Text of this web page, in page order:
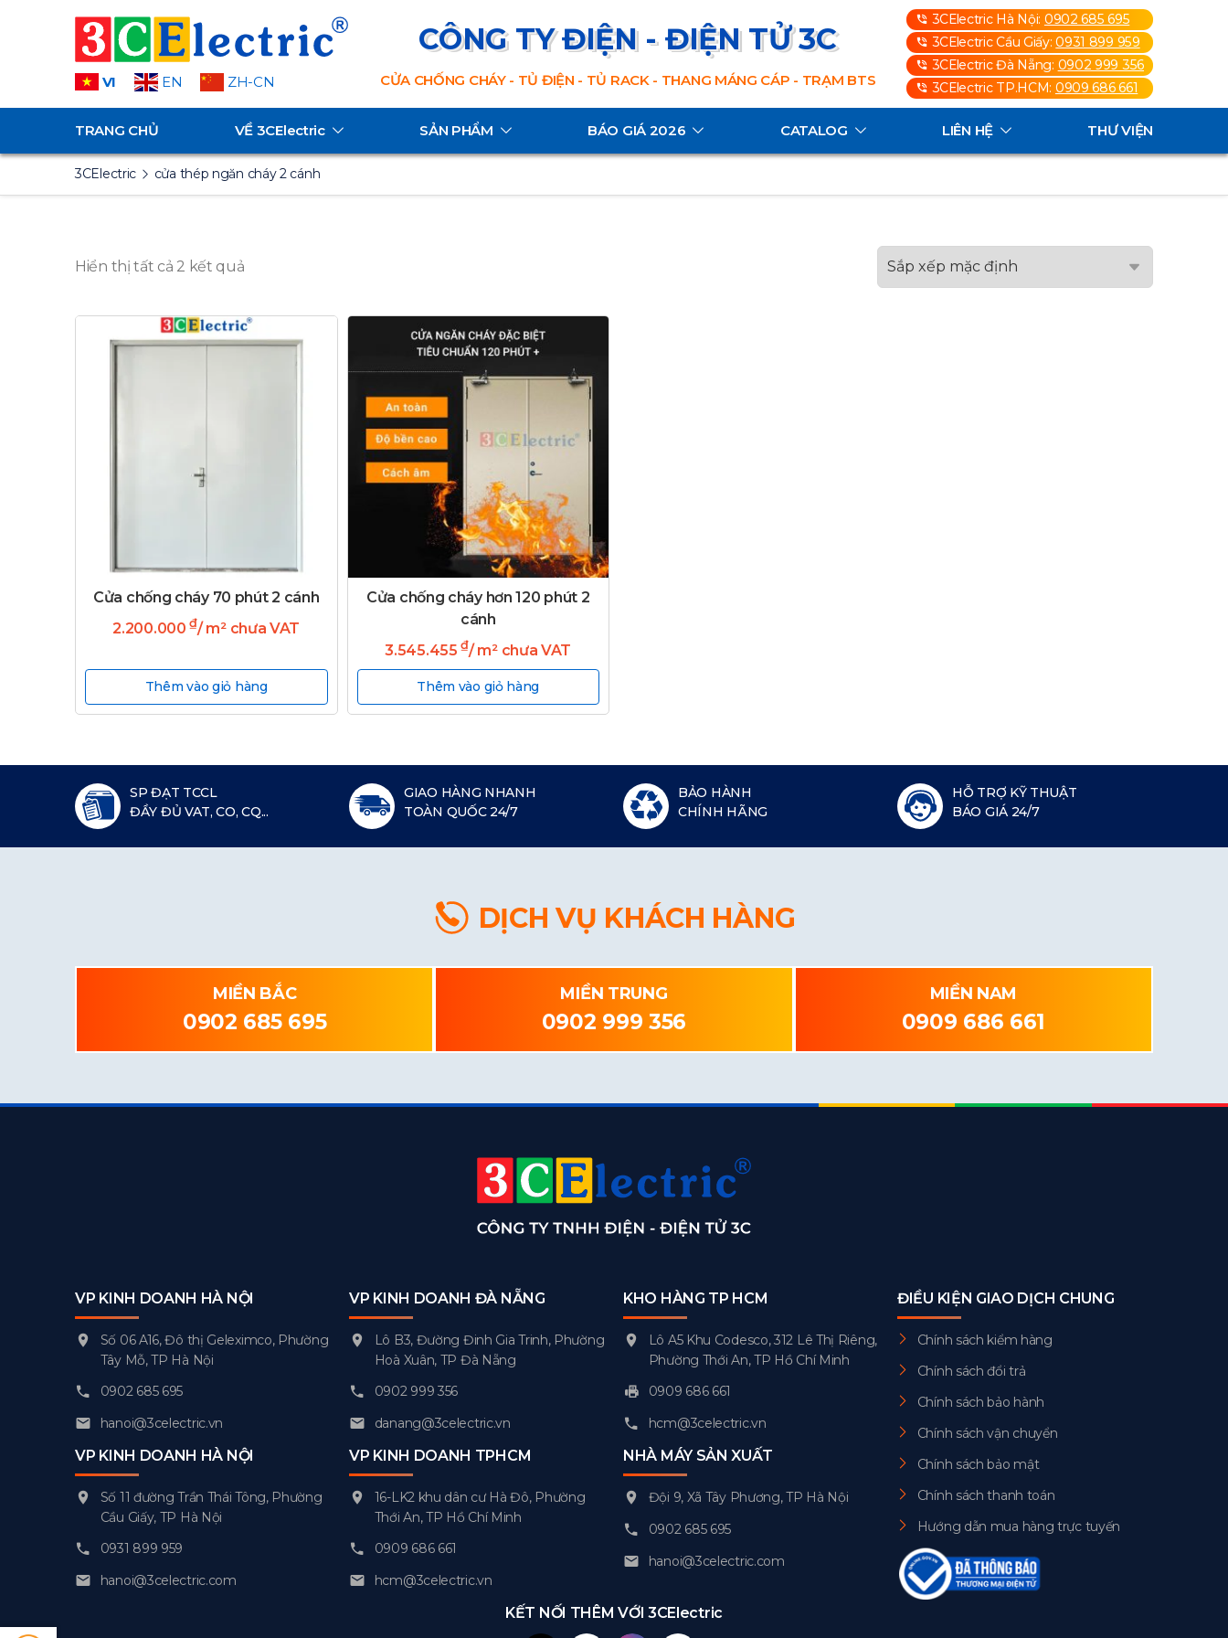
VI EN ZH-CN
CÔNG TY ĐIỆN - ĐIỆN TỬ 3C
CỬA CHỐNG CHÁY - TỦ ĐIỆN - TỦ RACK - THANG MÁNG CÁP - TRẠM BTS
3CElectric Hà Nội: 0902 685 695
3CElectric Cầu Giấy:0931 899 959
3CElectric Đà Nẵng: 0902 999 356
3CElectric TP.HCM: 0909 686 661
TRANG CHỦ VỀ 3CElectric SẢN PHẨM BÁO GIÁ 2026 CATALOG LIÊN HỆ THƯ VIỆN
3CElectric cửa thép ngăn cháy 2 cánh
Hiển thị tất cả 2 kết quả
Cửa chống cháy 70 phút 2 cánh
2.200.000₫/ m² chưa VAT
Thêm vào giỏ hàng
Cửa chống cháy hơn 120 phút 2
cánh
3.545.455₫/ m² chưa VAT
Thêm vào giỏ hàng
SP ĐẠT TCCL
ĐẦY ĐỦ VAT, CO, CQ...
GIAO HÀNG NHANH
TOÀN QUỐC 24/7
BẢO HÀNH
CHÍNH HÃNG
HỖ TRỢ KỸ THUẬT
BÁO GIÁ 24/7
DỊCH VỤ KHÁCH HÀNG
MIỀN BẮC
0902 685 695
MIỀN TRUNG
0902 999 356
MIỀN NAM
0909 686 661
VP KINH DOANH HÀ NỘI
Số 06 A16, Đô thị Geleximco, Phường
Tây Mỗ, TP Hà Nội
0902 685 695
hanoi@3celectric.vn
VP KINH DOANH HÀ NỘI
Số 11 đường Trần Thái Tông, Phường
Cầu Giấy, TP Hà Nội
0931 899 959
hanoi@3celectric.com
VP KINH DOANH ĐÀ NẴNG
Lô B3, Đường Đinh Gia Trinh, Phường
Hoà Xuân, TP Đà Nẵng
0902 999 356
danang@3celectric.vn
VP KINH DOANH TPHCM
16-LK2 khu dân cư Hà Đô, Phường
Thới An, TP Hồ Chí Minh
0909 686 661
hcm@3celectric.vn
KHO HÀNG TP HCM
Lô A5 Khu Codesco, 312 Lê Thị Riêng,
Phường Thới An, TP Hồ Chí Minh
0909 686 661
hcm@3celectric.vn
NHÀ MÁY SẢN XUẤT
Đội 9, Xã Tây Phương, TP Hà Nội
0902 685 695
hanoi@3celectric.com
ĐIỀU KIỆN GIAO DỊCH CHUNG
Chính sách kiểm hàng
Chính sách đổi trả
Chính sách bảo hành
Chính sách vận chuyển
Chính sách bảo mật
Chính sách thanh toán
Hướng dẫn mua hàng trực tuyến
KẾT NỐI THÊM VỚI 3CElectric